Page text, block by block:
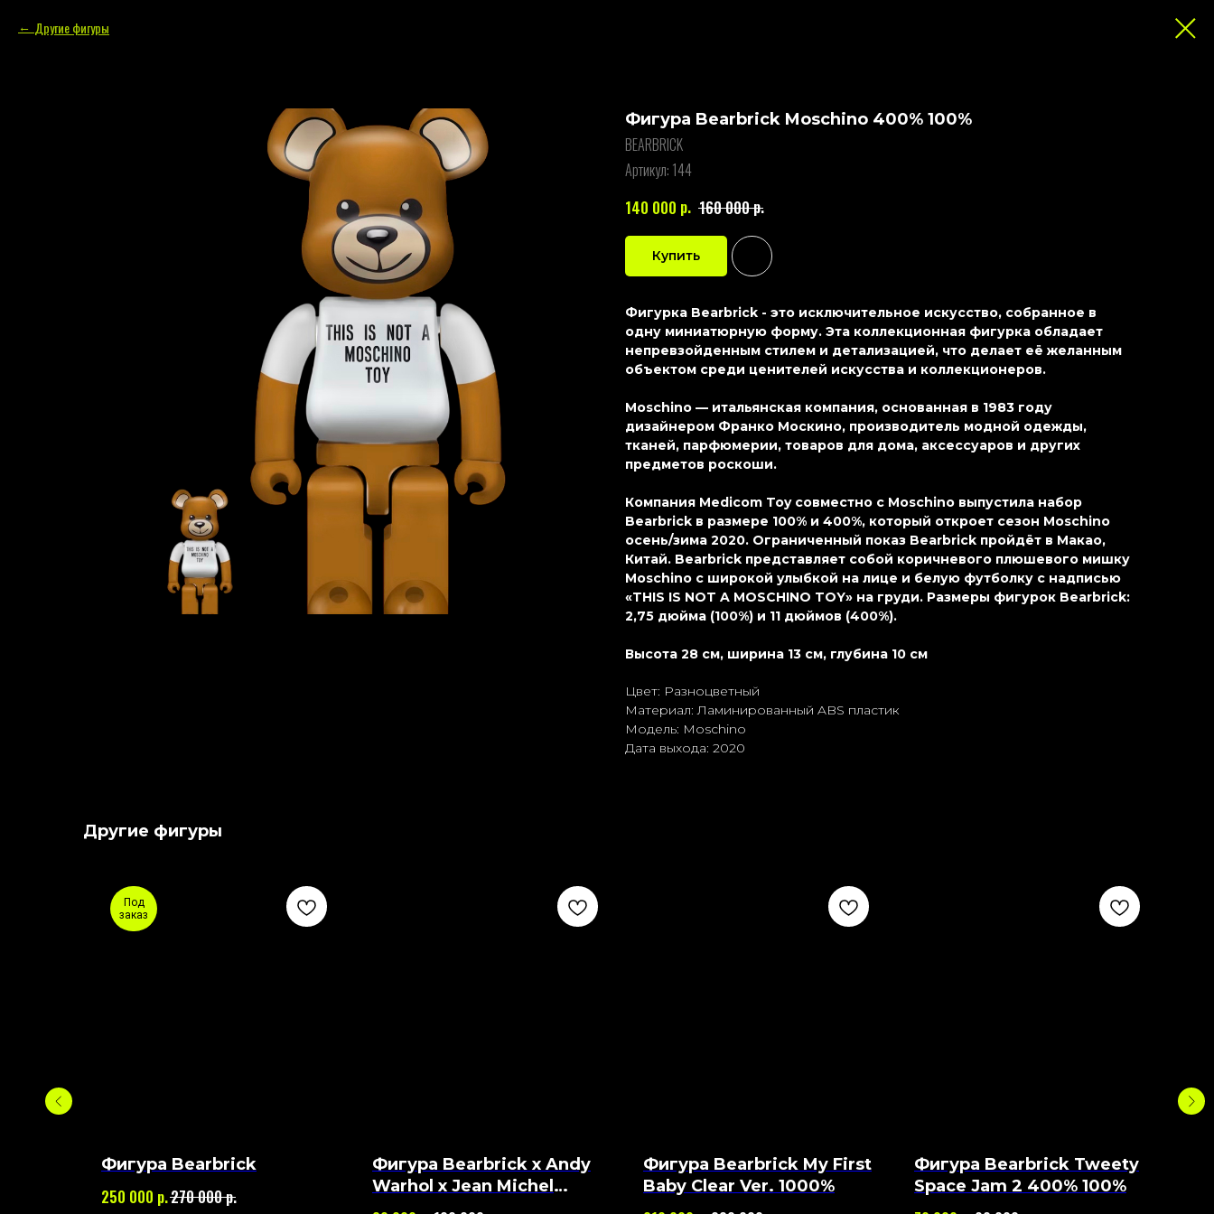
Другие фигуры
Фигура Bearbrick Moschino 400% 100%
BEARBRICK
Артикул: 144
140 000 р. 160 000р.
Купить
Фигурка Bearbrick - это исключительное искусство, собранное в
одну миниатюрную форму. Эта коллекционная фигурка обладает
непревзойденным стилем и детализацией, что делает её желанным
объектом среди ценителей искусства и коллекционеров.
Moschino — итальянская компания, основанная в 1983 году
дизайнером Франко Москино, производитель модной одежды,
тканей, парфюмерии, товаров для дома, аксессуаров и других
предметов роскоши.
Компания Medicom Toy совместно с Moschino выпустила набор
Bearbrick в размере 100% и 400%, который откроет сезон Moschino
осень/зима 2020. Ограниченный показ Bearbrick пройдёт в Макао,
Китай. Bearbrick представляет собой коричневого плюшевого мишку
Moschino с широкой улыбкой на лице и белую футболку с надписью
«THIS IS NOT A MOSCHINO TOY» на груди. Размеры фигурок Bearbrick:
2,75 дюйма (100%) и 11 дюймов (400%).
Высота 28 см, ширина 13 см, глубина 10 см
Цвет: Разноцветный
Материал: Ламиниpoванный ABS пластик
Модель: Moschino
Дата выхода: 2020
Другие фигуры
Под
заказ
Фигура Bearbrick
250 000 р.270 000р.
Фигура Bearbrick x Andy
Warhol x Jean Michel
Basquiat #3 400% 100%
Фигура Bearbrick My First
Baby Clear Ver. 1000%
Фигура Bearbrick Tweety
Space Jam 2 400% 100%